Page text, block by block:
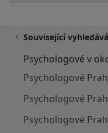
Související
Psychologové v
Psychologové
Psychologové
Psychologové